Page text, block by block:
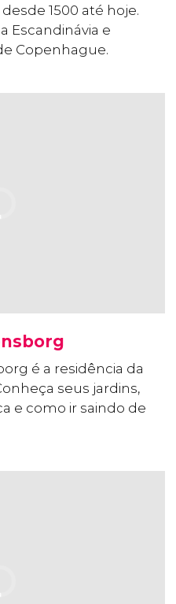
1500 até hoje.
Escandinávia e
Copenhague.
é a residência da
seus jardins,
e como ir saindo de